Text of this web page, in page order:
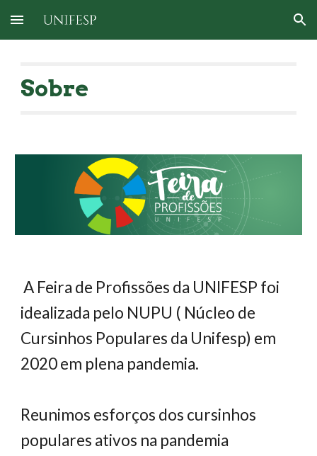
Skip to main content Skip to navigation
Sobre
A Feira de Profissões da UNIFESP foi
idealizada pelo NUPU ( Núcleo de
Cursinhos Populares da Unifesp) em
2020 em plena pandemia.
Reunimos esforços dos cursinhos
populares ativos na pandemia